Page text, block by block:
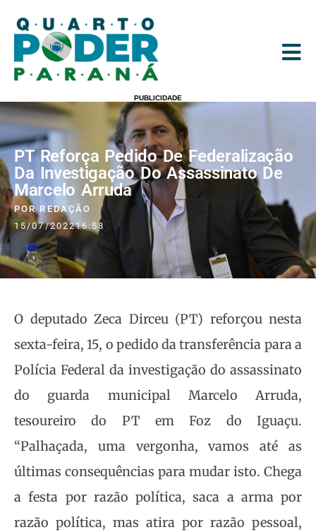
PUBLICIDADE
PT Reforça Pedido De Federalização
Da Investigação Do Assassinato De
Marcelo Arruda
PORREDAÇÃO
15/07/202216:58
O deputado Zeca Dirceu (PT) reforçou nesta
sexta-feira, 15, o pedido da transferência para a
Polícia Federal da investigação do assassinato
do guarda municipal Marcelo Arruda,
tesoureiro do PT em Foz do Iguaçu.
“Palhaçada, uma vergonha, vamos até as
últimas consequências para mudar isto. Chega
a festa por razão política, saca a arma por
razão política, mas atira por razão pessoal,